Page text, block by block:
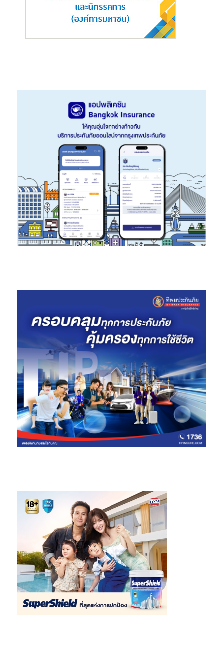
การกรองอากาศให้สะอาดยิ่งขึ้น 2 ชั้น นอกจากนี้ ยังมีการติด
ตั้งแผ่นกรองละเอียดมาตรฐานสูง Medium Filter MERV 8 +
HEPA Filter MERV 14 สามารถดักจับฝุ่นที่มีอนุภาคเล็กถึง 3
ไมครอน ไม่ว่าจะเป็นฝุ่น PM 2.5 ละอองเกสร หรือแม้แต่สปอร์
อาคารจึงสะอาดและปลอดภัยจากเชื้อโรค
การออกแบบอาคารเชิงสร้างสรรค์ (
โดดเด่นด้วยสถาปัตยกรรมที่ทันสมัย โปร่งโล่งสบายตา ด้วย
กระจกสูงเต็มความสูงอาคาร (Full Height Window) ที่เปิดรับ
แสงธรรมชาติเต็มที่ ช่วยประหยัดพลังงานและสร้างบรรยากาศ
การทำงานที่ดี นอกจากนี้ยังใช้วัสดุรีไซเคิลและผลิตภัณฑ์
เคลือบพื้นผิวที่มีค่า Low VOCs เพื่อช่วยลดมลพิษและดูแล
สุขภาพของผู้ใช้อาคาร ยิ่งไปกว่านั้นยังมีพื้นที่สีเขียวทั้งภายใน
และภายนอกกว่า 2,200 ตร.ม. เพื่อเป็นพื้นที่พักผ่อน พร้อม
ระบบS-Hygiene ช่วยกรองอากาศ 2 ชั้น พร้อมเซนเซอร์ตรวจ
วัดระดับคาร์บอนไดออกไซด์ นอกจากจะเป็นสถานที่ทำงานแล้ว
อาคารนี้ยังเติมเต็มไลฟ์สไตล์ด้วยสิ่งอำนวยความสะดวกครบ
ครัน เช่น S-OASIS Retail, SUN Plaza, foodPLACE และพื้นที่
Chill & Dine สำหรับพักผ่อนหลังเลิกงาน อีกทั้งยังให้ความ
รอบอาคารให้ใสสะอาดขึ้นด้วย
Efficient Use of Space)
: การออกแบบผังพื้นที่อย่างมีประสิทธิภาพเพื่อตอบสนองความ
ต้องการของผู้ใช้งานในสำนักงาน โดยมีเพดาน Knock-out
Panel ที่ช่วยให้ผู้เช่าสามารถปรับเปลี่ยนพื้นที่เป็นออฟฟิศ 2
ชั้นได้ตามต้องการ นอกจากนี้ยังมีระบบ JUMP&SYNC ที่ให้ผู้
เช่าปรับเปลี่ยนพื้นที่และระยะเวลาสัญญาเช่าได้อย่างยืดหยุ่น
พร้อมอุปกรณ์สำนักงานและเครือข่ายอินเทอร์เน็ตความเร็วสูง
ที่รองรับการทำงานแบบ Hybrid Model และบริการ MaxServe
ซึ่งเป็นบริการทำความสะอาดสำนักงานแบบครบวงจรตาม
มาตรฐานสากลและถูกสุขอนามัย
การก่อสร้างที่ทันสมัย (Advanced Construction
Techniques) :นำเทคโนโลยีล้ำสมัยและวิธีการที่มี
ประสิทธิภาพมาใช้ในกระบวนการก่อสร้าง ซึ่งช่วยเพิ่มความ
ระบบขนส่งอย่างยั่งยืน (Sustainable Transport) :
ใจกลางเมืองที่สะดวกต่อการเดินทาง ด้วยการเชื่อมต่อกับระบบ
ขนส่งมวลชนหลักอย่าง BTS และ MRT ซึ่งช่วยลดความจำเป็น
ในการใช้รถยนต์ส่วนตัวและลดปริมาณคาร์บอนฟุตพริ้นท์จาก
การเดินทางของพนักงาน ส่งเสริมความสะดวกสบาย และ
สนับสนุนแนวคิดการพัฒนาที่ยั่งยืนของโครงการในด้านการ
รักษาสิ่งแวดล้อม
สิงห์ เอสเตท ยืนยันว่าจะเดินหน้าพัฒนาโครงการต่างๆ อย่างพิถีพิถัน
เพื่อสร้างคุณค่าและเติบโตอย่างยั่งยืน ร่วมกับผู้มีส่วนได้ส่วนเสีย